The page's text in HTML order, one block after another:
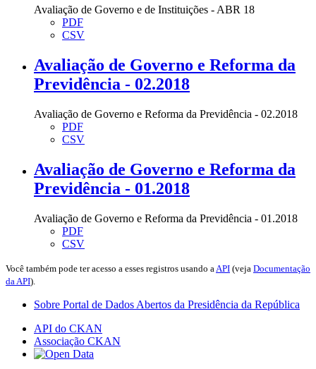
Avaliação de Governo e de Instituições - ABR 18
PDF
CSV
Avaliação de Governo e Reforma da
Previdência - 02.2018
Avaliação de Governo e Reforma da Previdência - 02.2018
PDF
CSV
Avaliação de Governo e Reforma da
Previdência - 01.2018
Avaliação de Governo e Reforma da Previdência - 01.2018
PDF
CSV
Você também pode ter acesso a esses registros usando a API (veja Documentação
da API).
Sobre Portal de Dados Abertos da Presidência da República
API do CKAN
Associação CKAN